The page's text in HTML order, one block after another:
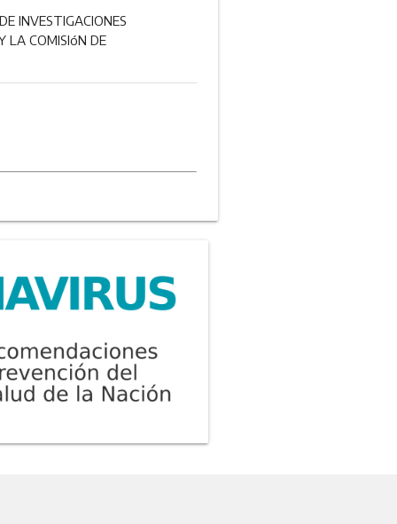
INVESTIGACIONES
LA COMISIóN DE